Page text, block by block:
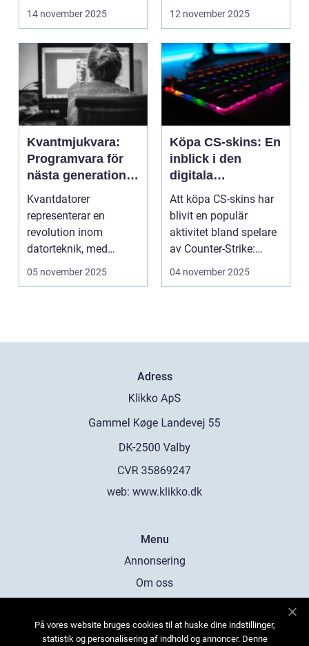
dem mer intell...
14 november 2025
att ...
12 november 2025
Kvantmjukvara:
Programvara för
nästa generations
datorer
Kvantdatorer
representerar en
revolution inom
datorteknik, med
kapacitet att lösa
05 november 2025
Köpa CS-skins: En
inblick i den
digitala
handelsvärlden
Att köpa CS-skins har
blivit en populär
aktivitet bland spelare
av Counter-Strike:
Global ...
04 november 2025
Adress
web: www.klikko.dk
Menu
Annonsering
Om oss
Kontakta oss
På vores website bruges cookies til at huske dine indstillinger,
statistik og personalisering af indhold og annoncer. Denne